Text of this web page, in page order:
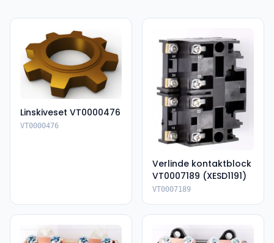
Linskiveset VT0000476
VT0000476
Verlinde kontaktblock
VT0007189 (XESD1191)
VT0007189